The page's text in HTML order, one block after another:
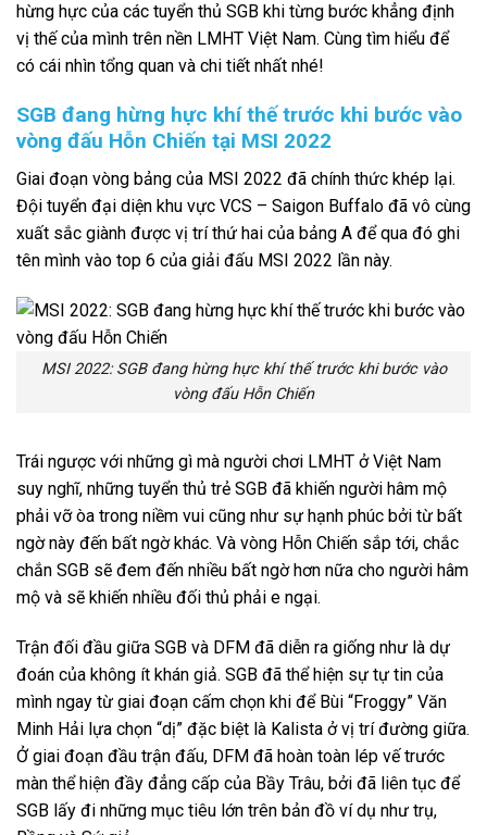
hừng hực của các tuyển thủ SGB khi từng bước khẳng định
vị thế của mình trên nền LMHT Việt Nam. Cùng tìm hiểu để
có cái nhìn tổng quan và chi tiết nhất nhé!
SGB đang hừng hực khí thế trước khi bước vào
vòng đấu Hỗn Chiến tại MSI 2022
Giai đoạn vòng bảng của MSI 2022 đã chính thức khép lại.
Đội tuyển đại diện khu vực VCS – Saigon Buffalo đã vô cùng
xuất sắc giành được vị trí thứ hai của bảng A để qua đó ghi
tên mình vào top 6 của giải đấu MSI 2022 lần này.
MSI 2022: SGB đang hừng hực khí thế trước khi bước vào
vòng đấu Hỗn Chiến
Trái ngược với những gì mà người chơi LMHT ở Việt Nam
suy nghĩ, những tuyển thủ trẻ SGB đã khiến người hâm mộ
phải vỡ òa trong niềm vui cũng như sự hạnh phúc bởi từ bất
ngờ này đến bất ngờ khác. Và vòng Hỗn Chiến sắp tới, chắc
chắn SGB sẽ đem đến nhiều bất ngờ hơn nữa cho người hâm
mộ và sẽ khiến nhiều đối thủ phải e ngại.
Trận đối đầu giữa SGB và DFM đã diễn ra giống như là dự
đoán của không ít khán giả. SGB đã thể hiện sự tự tin của
mình ngay từ giai đoạn cấm chọn khi để Bùi “Froggy” Văn
Minh Hải lựa chọn “dị” đặc biệt là Kalista ở vị trí đường giữa.
Ở giai đoạn đầu trận đấu, DFM đã hoàn toàn lép vế trước
màn thể hiện đầy đẳng cấp của Bầy Trâu, bởi đã liên tục để
SGB lấy đi những mục tiêu lớn trên bản đồ ví dụ như trụ,